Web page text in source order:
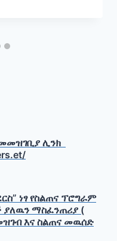
ሊንክ
ነፃ የስልጠና ፕሮግራም
ማስፈንጠሪያ (
እና ስልጠና መዉሰድ